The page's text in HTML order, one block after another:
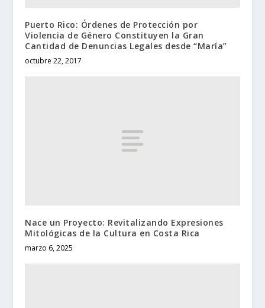
Puerto Rico: Órdenes de Protección por
Violencia de Género Constituyen la Gran
Cantidad de Denuncias Legales desde “María”
octubre 22, 2017
Nace un Proyecto: Revitalizando Expresiones
Mitológicas de la Cultura en Costa Rica
marzo 6, 2025